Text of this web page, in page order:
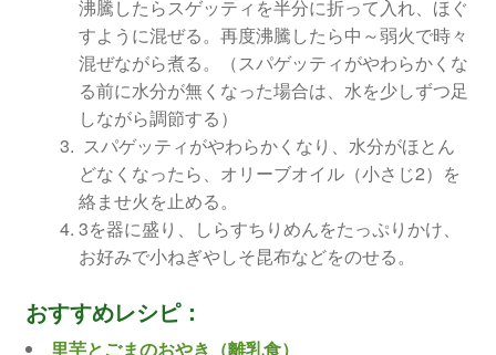
沸騰したらスゲッティを半分に折って入れ、ほぐ
すように混ぜる。再度沸騰したら中～弱火で時々
混ぜながら煮る。（スパゲッティがやわらかくな
る前に水分が無くなった場合は、水を少しずつ足
しながら調節する）
スパゲッティがやわらかくなり、水分がほとん
どなくなったら、オリーブオイル（小さじ2）を
絡ませ火を止める。
3を器に盛り、しらすちりめんをたっぷりかけ、
お好みで小ねぎやしそ昆布などをのせる。
おすすめレシピ：
里芋とごまのおやき（離乳食）